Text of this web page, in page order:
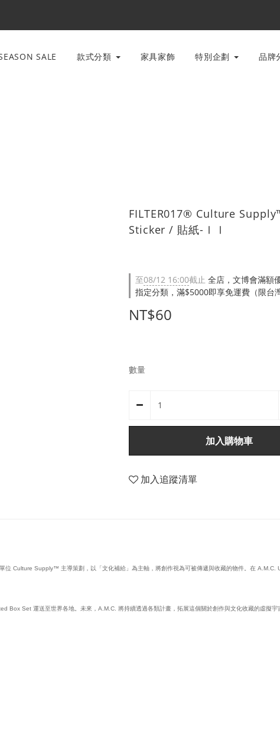
SALE 款式分類 家具家飾 特別企劃 品牌
FILTER017® Culture
Sticker / 貼紙-ⅠⅠ
至08/12 16:00截止 全店，文博會滿額
指定分類，滿$5000即享免運費（限台
NT$60
數量
加入購物車
加入追蹤清單
Culture Supply™ 主導策劃，以「文化補給」為主軸，將創作視為可被傳遞與收藏的物件。在 A.M.C.
Box Set 運送至世界各地。未來，A.M.C. 將持續透過各類計畫，拓展這個關於創作與文化收藏的虛擬宇